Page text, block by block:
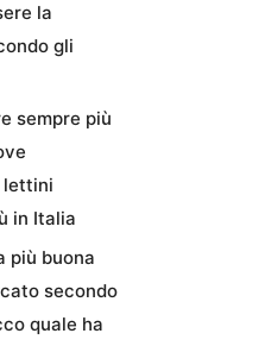
la
gli
sempre più
lettini
in Italia
più buona
secondo
quale ha